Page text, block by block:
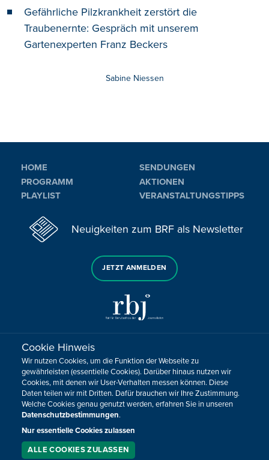
Gefährliche Pilzkrankheit zerstört die
Traubenernte: Gespräch mit unserem
Gartenexperten Franz Beckers
Sabine Niessen
HOME
PROGRAMM
PLAYLIST
SENDUNGEN
AKTIONEN
VERANSTALTUNGSTIPPS
Neuigkeiten zum BRF als Newsletter
JETZT ANMELDEN
Sie haben noch Fragen oder Anmerkungen?
KONTAKTIEREN SIE UNS!
Impressum Datenschutz Kontakt
Barrierefreiheit
Cookie-Zustimmung anpassen
Design, Konzept & Programmierung:
Cookie Hinweis
Wir nutzen Cookies, um die Funktion der Webseite zu
gewährleisten (essentielle Cookies). Darüber hinaus nutzen wir
Cookies, mit denen wir User-Verhalten messen können. Diese
Daten teilen wir mit Dritten. Dafür brauchen wir Ihre Zustimmung.
Welche Cookies genau genutzt werden, erfahren Sie in unseren
Datenschutzbestimmungen.
Nur essentielle Cookies zulassen
ALLE COOKIES ZULASSEN
LIVESTREAM